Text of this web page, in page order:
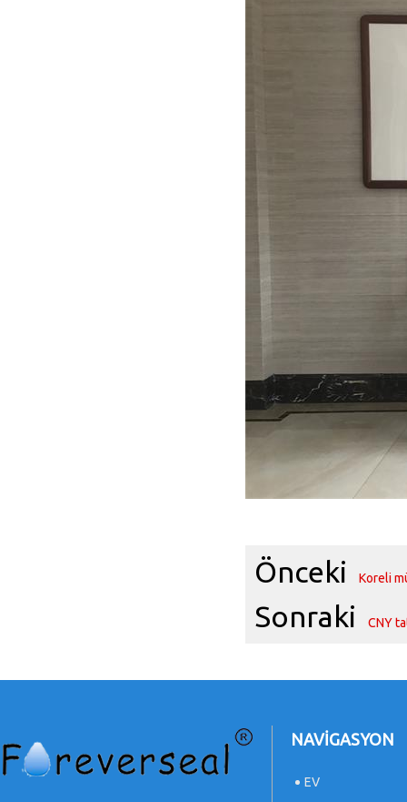
Önceki Koreli
Sonraki CNY
NAVIGASYON
EV